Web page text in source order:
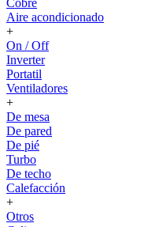
Cobre
Aire acondicionado
+
On / Off
Inverter
Portatil
Ventiladores
+
De mesa
De pared
De pié
Turbo
De techo
Calefacción
+
Otros